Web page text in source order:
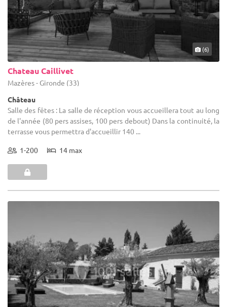
(6)
Chateau Caillivet
Mazères - Gironde (33)
Château
Salle des fêtes : La salle de réception vous accueillera tout au long
de l'année (80 pers assises, 100 pers debout) Dans la continuité, la
terrasse vous permettra d'accueillir 140 ...
1-200 14 max